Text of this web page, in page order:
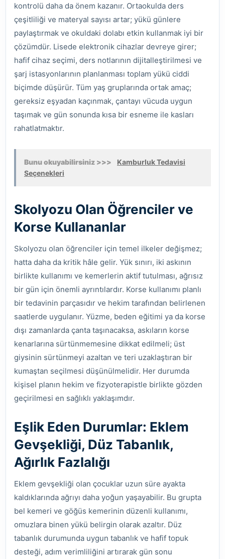
kontrolü daha da önem kazanır. Ortaokulda ders
çeşitliliği ve materyal sayısı artar; yükü günlere
paylaştırmak ve okuldaki dolabı etkin kullanmak iyi bir
çözümdür. Lisede elektronik cihazlar devreye girer;
hafif cihaz seçimi, ders notlarının dijitalleştirilmesi ve
şarj istasyonlarının planlanması toplam yükü ciddi
biçimde düşürür. Tüm yaş gruplarında ortak amaç;
gereksiz eşyadan kaçınmak, çantayı vücuda uygun
taşımak ve gün sonunda kısa bir esneme ile kasları
rahatlatmaktır.
Bunu okuyabilirsiniz >>>
Kamburluk Tedavisi
Seçenekleri
Skolyozu Olan Öğrenciler ve
Korse Kullananlar
Skolyozu olan öğrenciler için temel ilkeler değişmez;
hatta daha da kritik hâle gelir. Yük sınırı, iki askının
birlikte kullanımı ve kemerlerin aktif tutulması, ağrısız
bir gün için önemli ayrıntılardır. Korse kullanımı planlı
bir tedavinin parçasıdır ve hekim tarafından belirlenen
saatlerde uygulanır. Yüzme, beden eğitimi ya da korse
dışı zamanlarda çanta taşınacaksa, askıların korse
kenarlarına sürtünmemesine dikkat edilmeli; üst
giysinin sürtünmeyi azaltan ve teri uzaklaştıran bir
kumaştan seçilmesi düşünülmelidir. Her durumda
kişisel planın hekim ve fizyoterapistle birlikte gözden
geçirilmesi en sağlıklı yaklaşımdır.
Eşlik Eden Durumlar: Eklem
Gevşekliği, Düz Tabanlık,
Ağırlık Fazlalığı
Eklem gevşekliği olan çocuklar uzun süre ayakta
kaldıklarında ağrıyı daha yoğun yaşayabilir. Bu grupta
bel kemeri ve göğüs kemerinin düzenli kullanımı,
omuzlara binen yükü belirgin olarak azaltır. Düz
tabanlık durumunda uygun tabanlık ve hafif topuk
desteği, adım verimliliğini artırarak gün sonu